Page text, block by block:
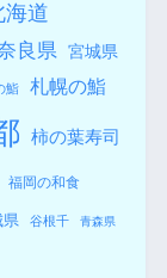
海道
良県 宮城県
鮨 札幌の鮨
柿の葉寿司
福岡の和食
県 谷根千 青森県